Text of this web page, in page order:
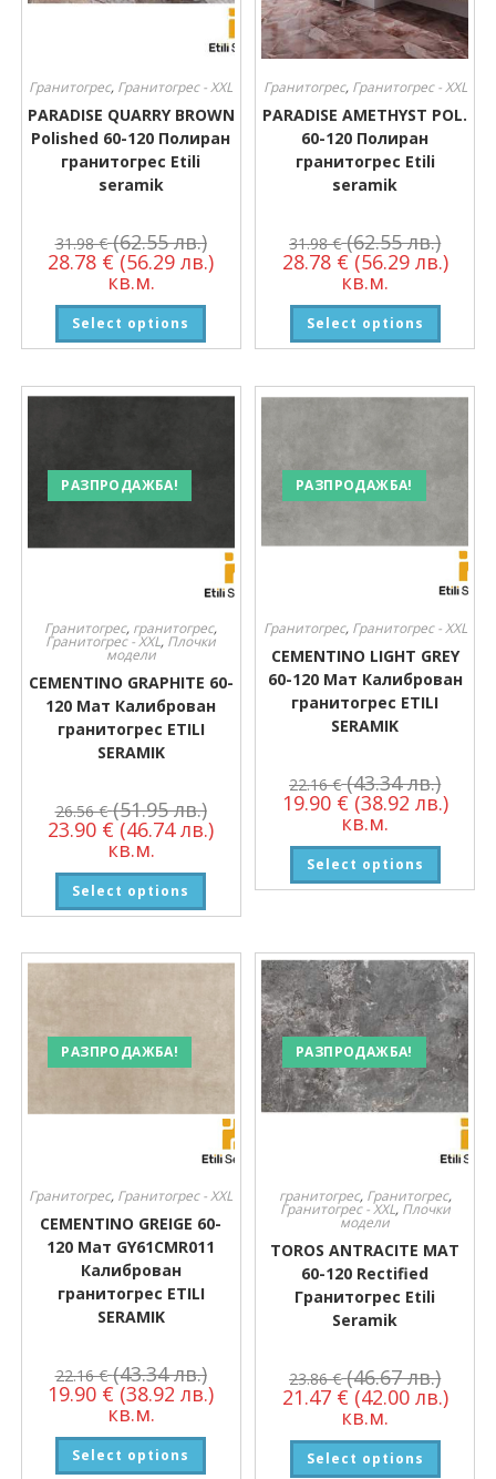
Гранитогрес, Гранитогрес - XXL
PARADISE QUARRY BROWN
Polished 60-120 Полиран
гранитогрес Etili
seramik
31.98€ (62.55 лв.)
28.78 € (56.29 лв.)
кв.м.
Select options
Гранитогрес, Гранитогрес - XXL
PARADISE AMETHYST POL.
60-120 Полиран
гранитогрес Etili
seramik
31.98€ (62.55 лв.)
28.78 € (56.29 лв.)
кв.м.
Select options
РАЗПРОДАЖБА!
Гранитогрес, гранитогрес,
Гранитогрес - XXL, Плочки
модели
CEMENTINO GRAPHITE 60-
120 Мат Калиброван
гранитогрес ETILI
SERAMIK
26.56€ (51.95 лв.)
23.90 € (46.74 лв.)
кв.м.
Select options
РАЗПРОДАЖБА!
Гранитогрес, Гранитогрес - XXL
CEMENTINO LIGHT GREY
60-120 Мат Калиброван
гранитогрес ETILI
SERAMIK
22.16€ (43.34 лв.)
19.90 € (38.92 лв.)
кв.м.
Select options
РАЗПРОДАЖБА!
Гранитогрес, Гранитогрес - XXL
CEMENTINO GREIGE 60-
120 Мат GY61CMR011
Калиброван
гранитогрес ETILI
SERAMIK
22.16€ (43.34 лв.)
19.90 € (38.92 лв.)
кв.м.
Select options
РАЗПРОДАЖБА!
гранитогрес, Гранитогрес,
Гранитогрес - XXL, Плочки
модели
TOROS ANTRACITE MAT
60-120 Rectified
Гранитогрес Etili
Seramik
23.86€ (46.67 лв.)
21.47 € (42.00 лв.)
кв.м.
Select options